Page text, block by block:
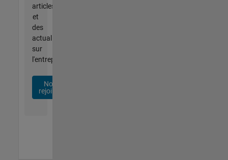
articles
et
des
actualités
sur
l'entreprise.
Nous
rejoindre